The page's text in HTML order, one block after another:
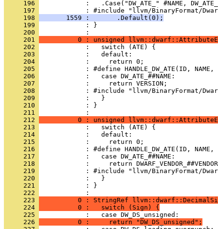
     196
     197
     198
       1559 :       .Default(0);
     199
            : }
     200
     201
0 : unsigned
     202
     203
     204
     205
     206
     207
     208
     209
     210
            : }
     211
     212
0 : unsigned
     213
     214
     215
     216
     217
     218
     219
     220
     221
            : }
     222
     223
0 : StringRef
     224
          0 :   switch (Sign) {
     225
     226
          0 :     return "DW_DS_unsigned";